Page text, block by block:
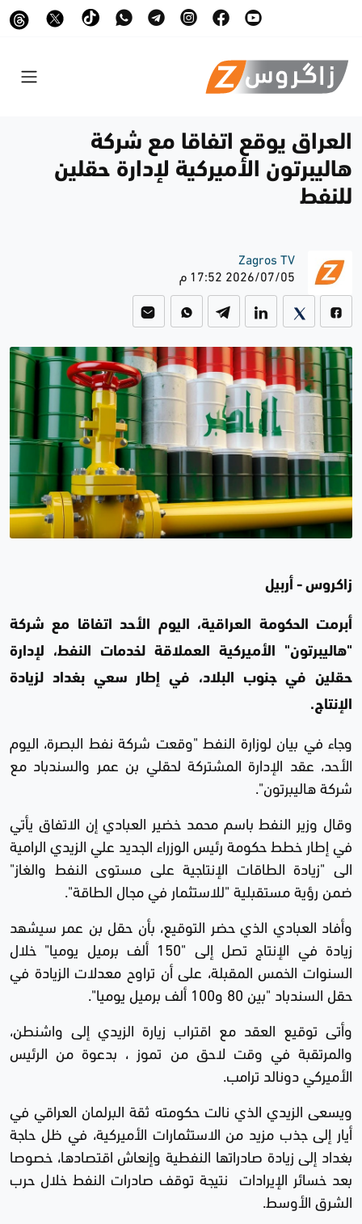
العراق يوقع اتفاقا مع شركة
هاليبرتون الأميركية لإدارة حقلين
للنفط
Zagros TV
2026/07/05 17:52 م
زاكروس - أربيل
أبرمت الحكومة العراقية، اليوم الأحد اتفاقا مع شركة
"هاليبرتون" الأميركية العملاقة لخدمات النفط، لإدارة
حقلين في جنوب البلاد، في إطار سعي بغداد لزيادة
الإنتاج.
وجاء في بيان لوزارة النفط "وقعت شركة نفط البصرة، اليوم
الأحد، عقد الإدارة المشتركة لحقلي بن عمر والسندباد مع
شركة هاليبرتون".
وقال وزير النفط باسم محمد خضير العبادي إن الاتفاق يأتي
في إطار خطط حكومة رئيس الوزراء الجديد علي الزيدي الرامية
الى "زيادة الطاقات الإنتاجية على مستوى النفط والغاز"
ضمن رؤية مستقبلية "للاستثمار في مجال الطاقة".
وأفاد العبادي الذي حضر التوقيع، بأن حقل بن عمر سيشهد
زيادة في الإنتاج تصل إلى "150 ألف برميل يوميا" خلال
السنوات الخمس المقبلة، على أن تراوح معدلات الزيادة في
حقل السندباد "بين 80 و100 ألف برميل يوميا".
وأتى توقيع العقد مع اقتراب زيارة الزيدي إلى واشنطن،
والمرتقبة في وقت لاحق من تموز ، بدعوة من الرئيس
الأميركي دونالد ترامب.
ويسعى الزيدي الذي نالت حكومته ثقة البرلمان العراقي في
أيار إلى جذب مزيد من الاستثمارات الأميركية، في ظل حاجة
بغداد إلى زيادة صادراتها النفطية وإنعاش اقتصادها، خصوصا
بعد خسائر الإيرادات نتيجة توقف صادرات النفط خلال حرب
الشرق الأوسط.